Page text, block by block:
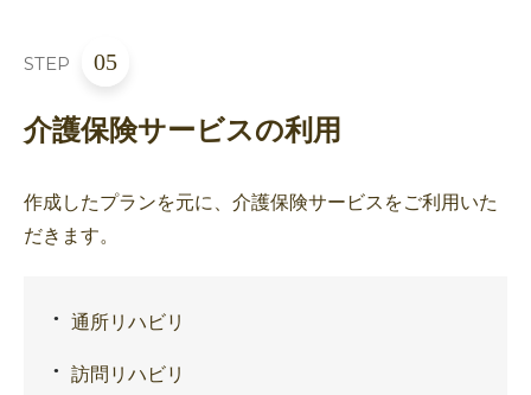
STEP 05
介護保険サービスの利用
作成したプランを元に、介護保険サービスをご利用いた
だきます。
通所リハビリ
訪問リハビリ